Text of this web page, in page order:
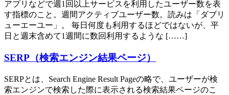
アプリなどで週1回以上サービスを利用したユーザー数を表
す指標のこと。週間アクティブユーザー数。読みは「ダブリ
ューエーユー」。 毎日何度も利用するほどではないが、平
日と週末含めて1週間に数回利用するような [……]
SERP（検索エンジン結果ページ）
SERPとは、Search Engine Result Pageの略で、ユーザーが検
索エンジンで検索した際に表示される検索結果ページのこ